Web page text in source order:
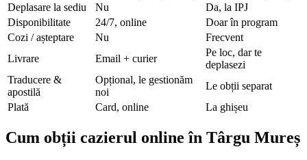
Deplasare la sediu
Nu
Da, la IPJ
Disponibilitate
24/7, online
Doar în program
Cozi / așteptare
Nu
Frecvent
Livrare
Email + curier
Pe loc, dar te
deplasezi
Traducere &
apostilă
Opțional, le gestionăm
noi
Le obții separat
Plată
Card, online La ghișeu
Cum obții cazierul online în Târgu Mureș